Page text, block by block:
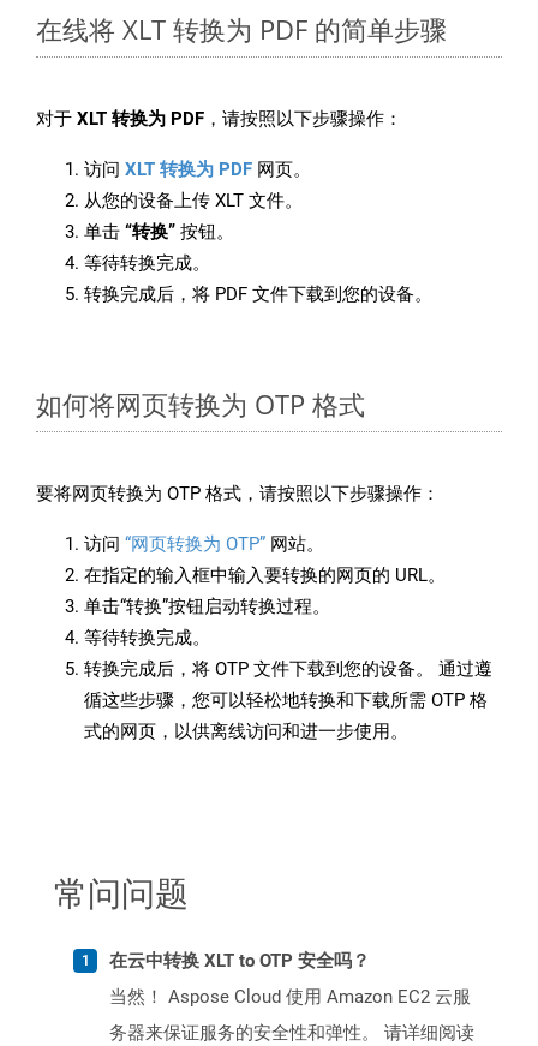
在线将 XLT 转换为 PDF 的简单步骤
对于 XLT 转换为 PDF ，请按照以下步骤操作：
访问 XLT 转换为 PDF 网页。
从您的设备上传 XLT 文件。
单击 “转换” 按钮。
等待转换完成。
转换完成后，将 PDF 文件下载到您的设备。
如何将网页转换为 OTP 格式
要将网页转换为 OTP 格式，请按照以下步骤操作：
访问 “网页转换为 OTP” 网站。
在指定的输入框中输入要转换的网页的 URL。
单击“转换”按钮启动转换过程。
等待转换完成。
转换完成后，将 OTP 文件下载到您的设备。 通过遵
循这些步骤，您可以轻松地转换和下载所需 OTP 格
式的网页，以供离线访问和进一步使用。
常问问题
在云中转换 XLT to OTP 安全吗？
当然！ Aspose Cloud 使用 Amazon EC2 云服
务器来保证服务的安全性和弹性。 请详细阅读